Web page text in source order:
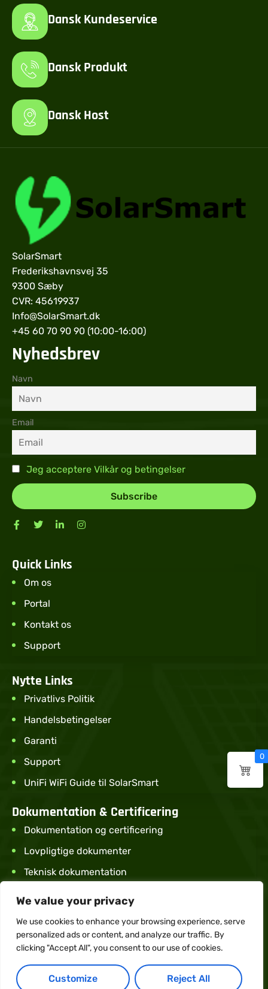
We value your privacy
We use cookies to enhance your browsing experience, serve
personalized ads or content, and analyze our traffic. By
clicking "Accept All", you consent to our use of cookies.
Customize Reject All
Dansk Kundeservice
Dansk Produkt
Dansk Host
SolarSmart
Frederikshavnsvej 35
9300 Sæby
CVR: 45619937
Info@SolarSmart.dk
+45 60 70 90 90 (10:00-16:00)
Nyhedsbrev
Navn
Email
Jeg acceptere Vilkår og betingelser
Quick Links
Om os
Portal
Kontakt os
Support
Nytte Links
Privatlivs Politik
Handelsbetingelser
Garanti
Support
UniFi WiFi Guide til SolarSmart
Dokumentation & Certificering
Dokumentation og certificering
Lovpligtige dokumenter
Teknisk dokumentation
Copyright © 2024 SolarSmart.dk
0